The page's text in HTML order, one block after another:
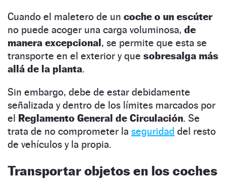
Cuando el maletero de un coche o un escúter
no puede acoger una carga voluminosa, de
manera excepcional, se permite que esta se
transporte en el exterior y que sobresalga más
allá de la planta.
Sin embargo, debe de estar debidamente
señalizada y dentro de los límites marcados por
el Reglamento General de Circulación. Se
trata de no comprometer la seguridad del resto
de vehículos y la propia.
Transportar objetos en los coches